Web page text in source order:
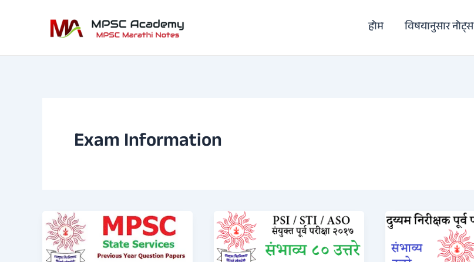
होम विषयानुसार नोट्स
Exam Information